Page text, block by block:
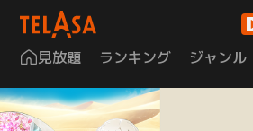
見放題 ランキング ジャンル